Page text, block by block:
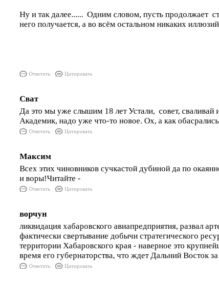
Ну и так далее...... Одним словом, пусть продолжает
него получается, а во всём остальном никаких
Ответить Цитировать
Сват
Да это мы уже слышим 18 лет Устали, совет, сваливай
Академик, надо уже что-то новое. Ох, а как
Ответить Цитировать
Максим
Всех этих чиновников сучкастой дубиной да по
и воры!Читайте -
Ответить Цитировать
ворчун
ликвидация хабаровского авиапредприятия, развал
фактически свертывание добычи стратегического
территории Хабаровского края - наверное это
время его губернаторства, что ждет Дальний Восток
Ответить Цитировать